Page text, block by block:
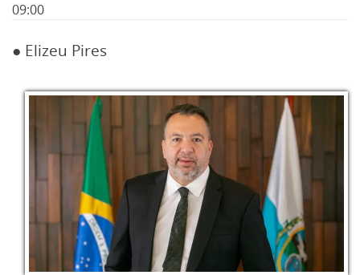
09:00
● Elizeu Pires